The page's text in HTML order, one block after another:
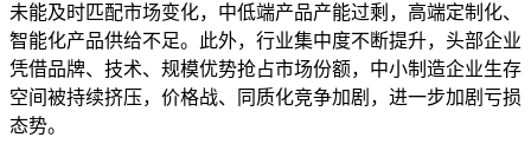
未能及时匹配市场变化，中低端产品产能过剩，高端定制化、
智能化产品供给不足。此外，行业集中度不断提升，头部企业
凭借品牌、技术、规模优势抢占市场份额，中小制造企业生存
空间被持续挤压，价格战、同质化竞争加剧，进一步加剧亏损
态势。